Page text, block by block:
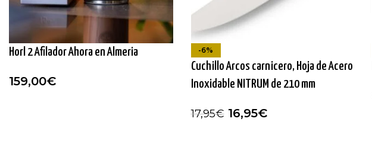
Horl 2 Afilador Ahora en Almeria
159,00€
-6%
Cuchillo Arcos carnicero, Hoja de Acero
Inoxidable NITRUM de 210 mm
17,95€ 16,95€